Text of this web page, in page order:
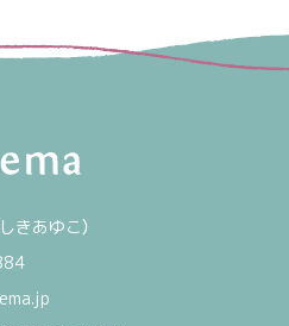
きあゆこ）